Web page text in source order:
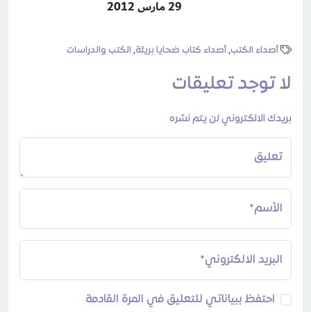
أصداء الكتب,أصداء كتاب ضحايا بريئة, الكتب والدراسات
لا توجد تعليقات
بريدك الالكتروني لن يتم نشره
تعليق
الأسم*
البريد الالكتروني*
احتفظ ببياناتي للتعليق في المرة القادمة